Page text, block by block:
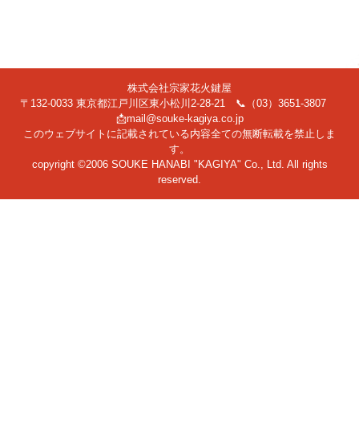
株式会社宗家花火鍵屋
〒132-0033 東京都江戸川区東小松川2-28-21 📞（03）3651-3807
📩mail@souke-kagiya.co.jp
このウェブサイトに記載されている内容全ての無断転載を禁止しま
す。
copyright ©2006 SOUKE HANABI "KAGIYA" Co., Ltd. All rights
reserved.